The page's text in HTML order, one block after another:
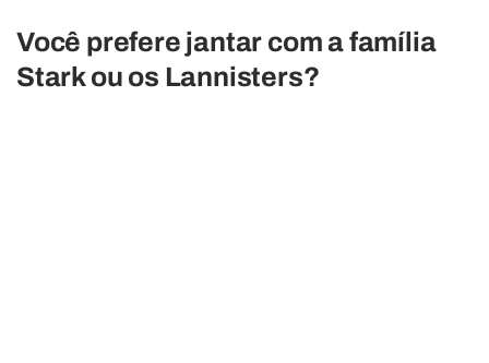
Você prefere jantar com a família
Stark ou os Lannisters?